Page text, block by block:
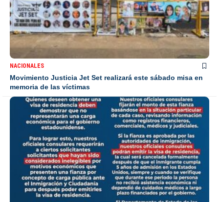
NACIONALES
Movimiento Justicia Jet Set realizará este sábado misa en
memoria de las víctimas